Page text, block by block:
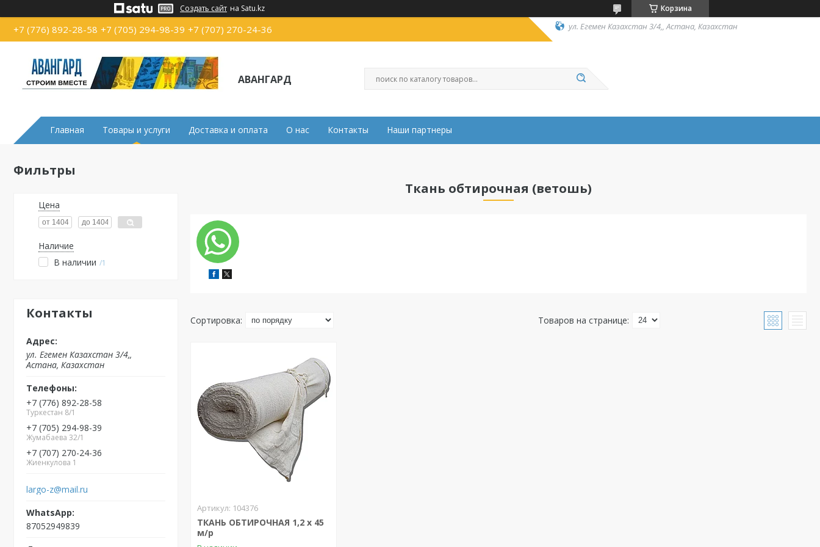
Создать сайт на Satu.kz Корзина
+7 (776) 892-28-58 +7 (705) 294-98-39 +7 (707) 270-24-36 ул. Егемен Казахстан 3/4,, Астана, Казахстан
АВАНГАРД
Главная Товары и услуги Доставка и оплата О нас Контакты Наши партнеры
Фильтры
Цена
Наличие
В наличии
1
Контакты
ул. Егемен Казахстан 3/4,,
Астана, Казахстан
+7 (776) 892-28-58
Туркестан 8/1
+7 (705) 294-98-39
Жумабаева 32/1
+7 (707) 270-24-36
Жиенкулова 1
largo-z@mail.ru
87052949839
Ткань обтирочная (ветошь)
104376
ТКАНЬ ОБТИРОЧНАЯ 1,2 х 45
м/р